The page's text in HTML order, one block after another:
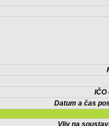
IČO
Datum a čas
Vliv na